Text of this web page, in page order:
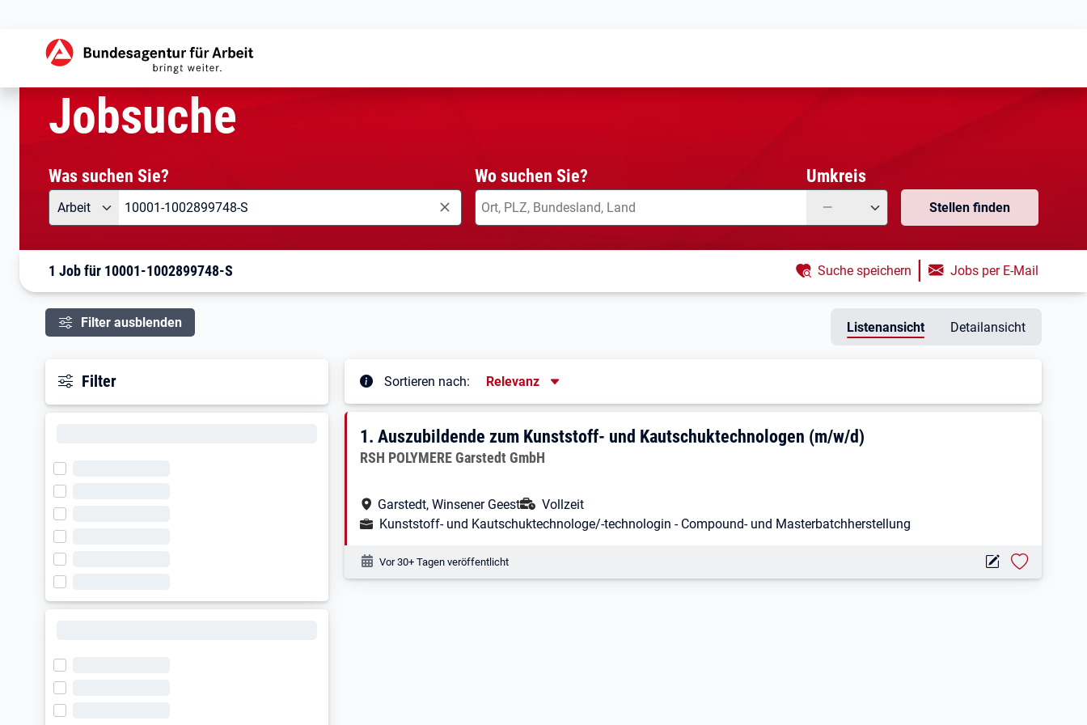
Startseite
Jobsuche
Was suchen Sie?
Angebotsart
Arbeit Was suchen Sie?
Wo suchen Sie? Umkreis
— Stellen finden
1 Job für 10001-1002899748-S Suche speichern | Jobs per E-Mail
Filter ausblenden Listenansicht Detailansicht
Filter Sortieren nach: Sortierung
Relevanz
Ergebnisliste
1. Ergebnis: Auszubildende zum Kunststoff- und Kautschuktechnologen (m/w/
1.Auszubildende zum Kunststoff- und Kautschuktechnologen (m/w/d)
Arbeitgeber:
RSH POLYMERE Garstedt GmbH
Arbeitsort:
Garstedt, Winsener Geest Anstellungsart:
Vollzeit
Ausbildungsberuf:
Kunststoff- und Kautschuktechnologe/-technologin - Compound- und Masterbatchherstellung
Veröffentlichungsdatum:
Vor 30+ Tagen veröffentlicht